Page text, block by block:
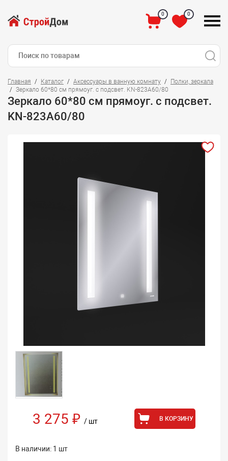
0 0
Главная Каталог Аксессуары в ванную комнату
Полки, зеркала
Зеркало 60*80 см прямоуг. с подсвет. KN-823А60/80
Зеркало 60*80 см прямоуг. с подсвет.
KN-823А60/80
3 275 ₽ / шт В КОРЗИНУ
В наличии: 1 шт